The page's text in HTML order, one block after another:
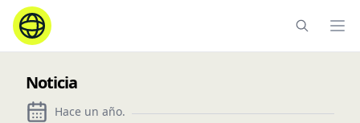
Noticia
Hace un año.